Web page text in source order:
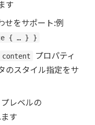
す
せをサポート:例
{ … } }
content
プロパティ
のスタイル指定をサ
レベルの
す